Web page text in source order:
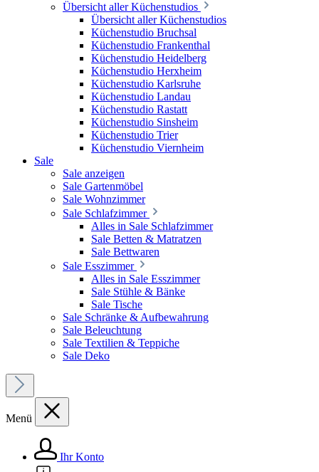
Übersicht aller Küchenstudios
Übersicht aller Küchenstudios
Küchenstudio Bruchsal
Küchenstudio Frankenthal
Küchenstudio Heidelberg
Küchenstudio Herxheim
Küchenstudio Karlsruhe
Küchenstudio Landau
Küchenstudio Rastatt
Küchenstudio Sinsheim
Küchenstudio Trier
Küchenstudio Viernheim
Sale
Sale anzeigen
Sale Gartenmöbel
Sale Wohnzimmer
Sale Schlafzimmer
Alles in Sale Schlafzimmer
Sale Betten & Matratzen
Sale Bettwaren
Sale Esszimmer
Alles in Sale Esszimmer
Sale Stühle & Bänke
Sale Tische
Sale Schränke & Aufbewahrung
Sale Beleuchtung
Sale Textilien & Teppiche
Sale Deko
Menü
Ihr Konto